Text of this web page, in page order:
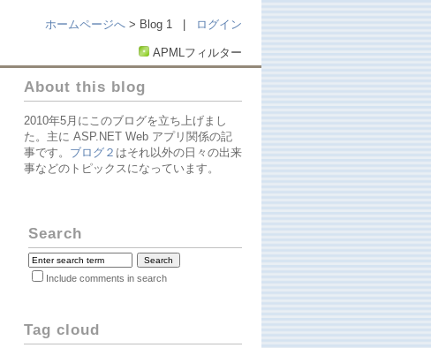
ホームページへ > Blog 1 | ログイン
APMLフィルター
About this blog
2010年5月にこのブログを立ち上げまし
た。主に ASP.NET Web アプリ関係の記
事です。 ブログ２ はそれ以外の日々の出来
事などのトピックスになっています。
Search
Include comments in search
Tag cloud